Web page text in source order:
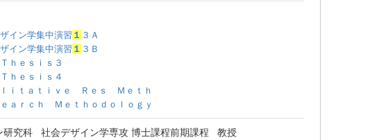
イン学集中演習 １ ３Ａ
イン学集中演習 １ ３Ｂ
ｈｅｓｉｓ３
ｈｅｓｉｓ４
ｌｉｔａｔｉｖｅ Ｒｅｓ Ｍｅｔｈ
ｅａｒｃｈ Ｍｅｔｈｏｄｏｌｏｇｙ
研究科 社会デザイン学専攻 博士課程前期課程 教授